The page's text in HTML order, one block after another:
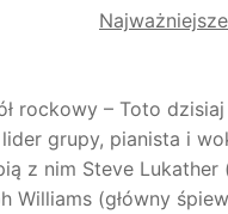
rockowy – Toto
grupy, pianista i
z nim Steve
Williams (główny